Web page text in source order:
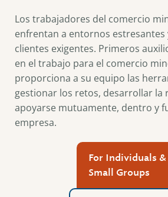
Los trabajadores del comercio
enfrentan a entornos estresantes
clientes exigentes. Primeros
en el trabajo para el comercio
proporciona a su equipo las
gestionar los retos, desarrollar la
apoyarse mutuamente, dentro y
empresa.
For Individuals &
Small Groups